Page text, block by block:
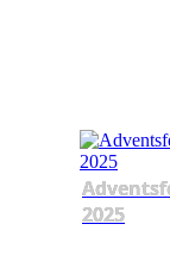
2025